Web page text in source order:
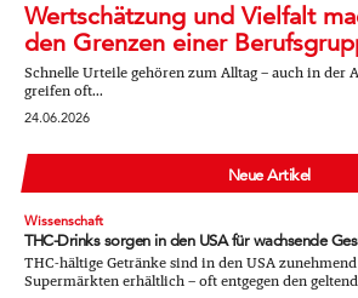
Wertschätzung und Vielfalt
den Grenzen einer
Schnelle Urteile gehören zum Alltag – auch in der
greifen oft...
24.06.2026
Neue Artikel
Wissenschaft
THC-Drinks sorgen in den USA für wachsende
THC-hältige Getränke sind in den USA
Supermärkten erhältlich – oft entgegen den